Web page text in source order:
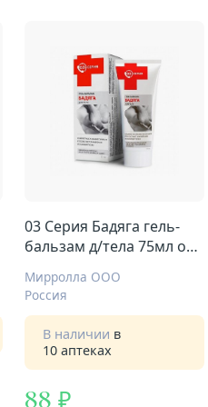
03 Серия Бадяга гель-
бальзам д/тела 75мл от
Мирролла ООО
Россия
В наличии в
10 аптеках
88